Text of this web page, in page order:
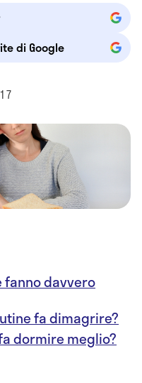
di Google
fanno davvero
fa dimagrire?
dormire meglio?